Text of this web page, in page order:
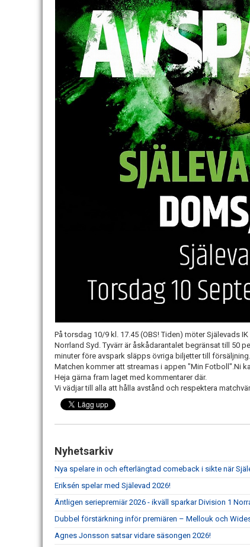
På torsdag 10/9 kl. 17.45 (OBS! Tiden) möter Själevads
Norrland Syd. Tyvärr är åskådarantalet begränsat till 50
minuter före avspark släpps övriga biljetter till försäljning.
Matchen kommer att streamas i appen "Min Fotboll".Ni
Heja gärna fram laget med kommentarer där.
Vi vädjar till alla att hålla avstånd och respektera
Nyhetsarkiv
Nya spelare in och efterlängtad comeback i sikte när
Eriksén spelar med Själevad 2026!
Äntligen seriepremiär 2026 - ikväll sparkar Division 1
Dubbel förstärkning inför premiären – Mellouk och
Agnes Jonsson satsar vidare säsongen 2026!